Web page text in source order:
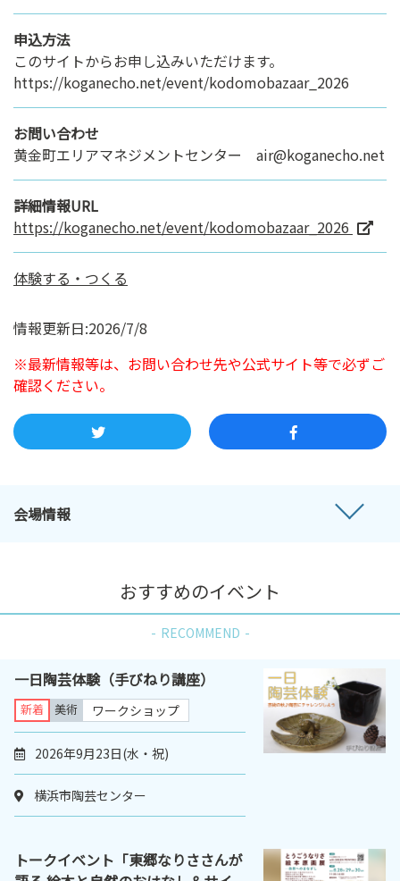
申込方法
このサイトからお申し込みいただけます。
https://koganecho.net/event/kodomobazaar_2026
お問い合わせ
黄金町エリアマネジメントセンター air@koganecho.net
詳細情報URL
https://koganecho.net/event/kodomobazaar_2026
体験する・つくる
情報更新日:2026/7/8
※最新情報等は、お問い合わせ先や公式サイト等で必ずご
確認ください。
会場情報
おすすめのイベント
RECOMMEND
一日陶芸体験（手びねり講座）
新着 美術 ワークショップ
2026年9月23日(水・祝)
横浜市陶芸センター
トークイベント「東郷なりささんが